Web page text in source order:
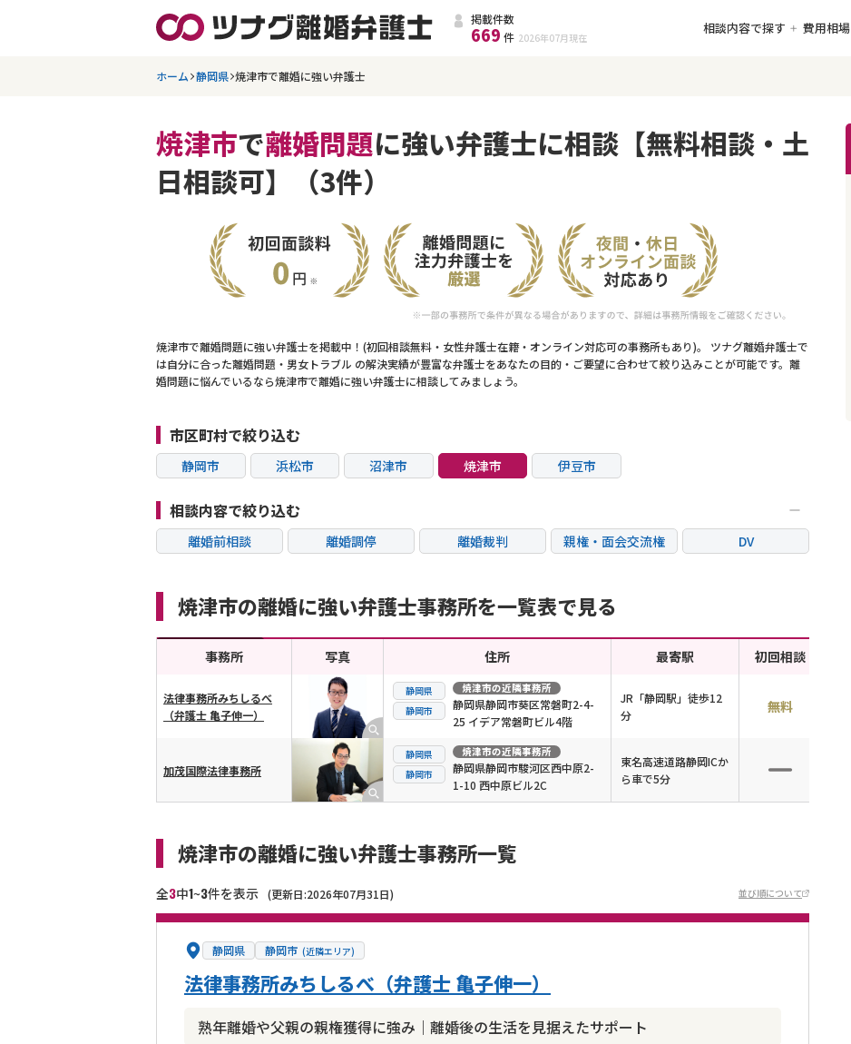
掲載件数
669 件 2026年07月 現在
相談内容で探す 費用相場
ホーム 静岡県 焼津市で離婚に強い弁護士
焼津市で離婚問題に強い弁護士に相談【無料相談・土
日相談可】（3件）
焼津市で離婚問題に強い弁護士を掲載中！(初回相談無料・女性弁護士在籍・オンライン対応可の事務所もあり)。 ツナグ離婚弁護士で
は自分に合った離婚問題・男女トラブル の解決実績が豊富な弁護士をあなたの目的・ご要望に合わせて絞り込みことが可能です。離
婚問題に悩んでいるなら焼津市で離婚に強い弁護士に相談してみましょう。
市区町村で絞り込む
静岡市 浜松市 沼津市 焼津市 伊豆市
相談内容で絞り込む
離婚前相談 離婚調停 離婚裁判 親権・面会交流権
DV
内縁の夫婦
熟年離婚
焼津市の離婚に強い弁護士事務所を一覧表で見る
横スクロール可能
事務所 写真 住所 最寄駅 初回相談
法律事務所みちしるべ
（弁護士 亀子伸一）
静岡県
静岡市
焼津市の近隣事務所
静岡県静岡市葵区常磐町2-4-
25 イデア常磐町ビル4階
JR「静岡駅」徒歩12
分
無料
加茂国際法律事務所
静岡県
静岡市
焼津市の近隣事務所
静岡県静岡市駿河区西中原2-
1-10 西中原ビル2C
東名高速道路静岡ICか
ら車で5分
焼津市の離婚に強い弁護士事務所一覧
全3中1~3件を表示 (更新日:2026年07月31日) 並び順について
静岡県 静岡市 (近隣エリア)
熟年離婚や父親の親権獲得に強み｜離婚後の生活を見据えたサポート
法律事務所みちしるべ（弁護士 亀子伸一）